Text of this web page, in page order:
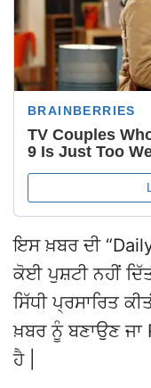
ਇਸ ਖ਼ਬਰ ਦੀ
ਕੋਈ ਪੁਸ਼ਟੀ ਨਹੀਂ
ਸਿੱਧੀ ਪ੍ਰਸਾਰਿਤ
ਖ਼ਬਰ ਨੂੰ ਬਣਾਉਣ
ਹੈ |